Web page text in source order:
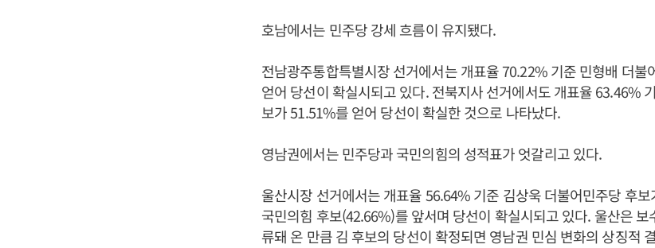
호남에서는 민주당 강세 흐름이 유지됐다.
전남광주통합특별시장 선거에서는 개표율 70.22% 기준 민형배 더불
얻어 당선이 확실시되고 있다. 전북지사 선거에서도 개표율 63.46%
보가 51.51%를 얻어 당선이 확실한 것으로 나타났다.
영남권에서는 민주당과 국민의힘의 성적표가 엇갈리고 있다.
울산시장 선거에서는 개표율 56.64% 기준 김상욱 더불어민주당 후
국민의힘 후보(42.66%)를 앞서며 당선이 확실시되고 있다. 울산은
류돼 온 만큼 김 후보의 당선이 확정되면 영남권 민심 변화의 상징적